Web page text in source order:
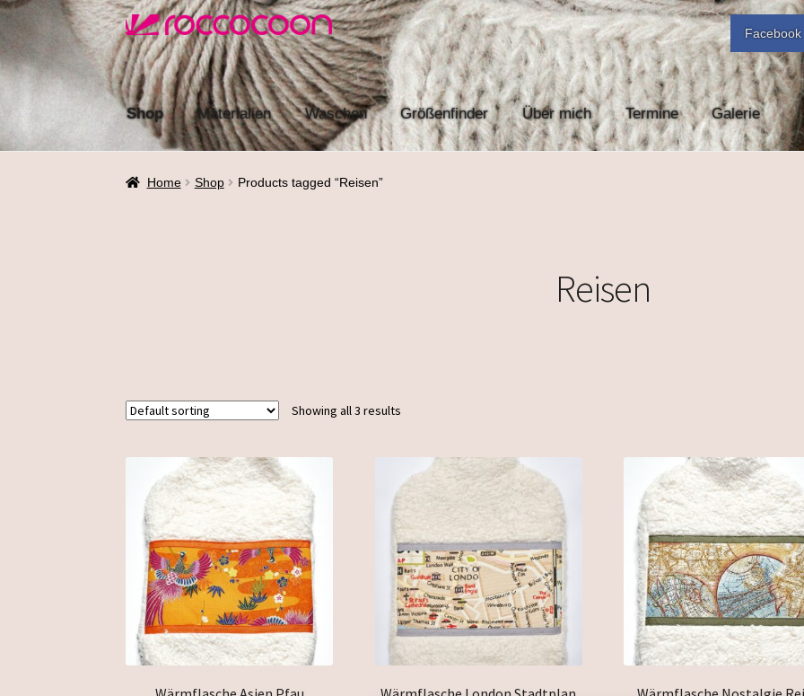
Zur
Navigation
springen
Zum
Inhalt
springen
Facebook
Shop Materialien Waschen Größenfinder Über mich Termine Galerie
Home Shop Products tagged “Reisen”
Reisen
Showing all 3 results